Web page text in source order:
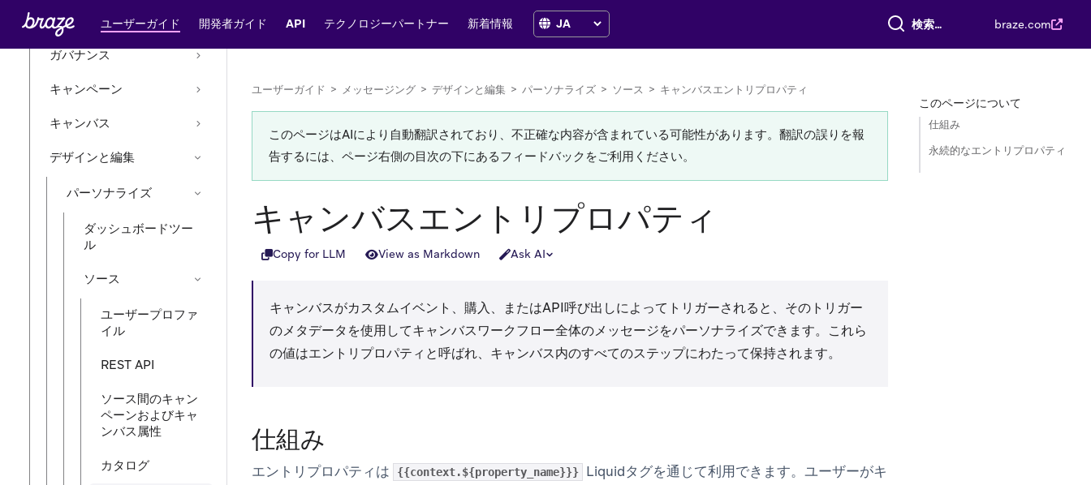
ユーザーガイド 開発者ガイド API テクノロジーパートナー 新着情報 すべて検索 braze.com
基本
ガバナンス
キャンペーン
キャンバス
デザインと編集
パーソナライズ
ダッシュボードツー
ル
ソース
ユーザープロファ
イル
REST API
ソース間のキャン
ペーンおよびキャ
ンバス属性
カタログ
ユーザーガイド > メッセージング > デザインと編集 > パーソナライズ > ソース > キャンバスエントリプロパティ
このページはAIにより自動翻訳されており、不正確な内容が含まれている可能性があります。翻訳の誤りを報
告するには、ページ右側の目次の下にあるフィードバックをご利用ください。
キャンバスエントリプロパティ
Copy for LLM View as Markdown Ask AI
キャンバスがカスタムイベント、購入、またはAPI呼び出しによってトリガーされると、そのトリガー
のメタデータを使用してキャンバスワークフロー全体のメッセージをパーソナライズできます。これら
の値はエントリプロパティと呼ばれ、キャンバス内のすべてのステップにわたって保持されます。
仕組み
エントリプロパティは {{context.${property_name}}}
Liquidタグを通じて利用できます。ユーザーがキ
このページについて
仕組み
永続的なエントリプロパティ